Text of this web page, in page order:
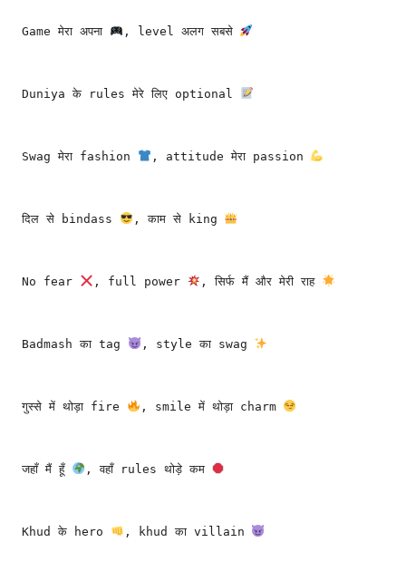
Game मेरा अपना , level अलग सबसे
Duniya के rules मेरे लिए optional
Swag मेरा fashion , attitude मेरा passion
दिल से bindass , काम से king
No fear , full power , सिर्फ मैं और मेरी राह
Badmash का tag , style का swag
गुस्से में थोड़ा fire , smile में थोड़ा charm
जहाँ मैं हूँ , वहाँ rules थोड़े कम
Khud के hero , khud का villain